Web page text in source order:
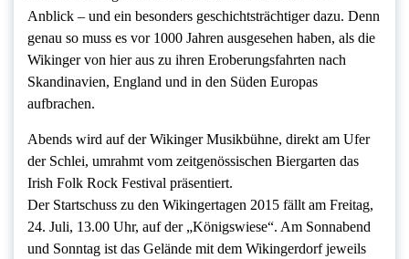
Anblick – und ein besonders geschichtsträchtiger dazu. Denn
genau so muss es vor 1000 Jahren ausgesehen haben, als die
Wikinger von hier aus zu ihren Eroberungsfahrten nach
Skandinavien, England und in den Süden Europas
aufbrachen.
Abends wird auf der Wikinger Musikbühne, direkt am Ufer
der Schlei, umrahmt vom zeitgenössischen Biergarten das
Irish Folk Rock Festival präsentiert.
Der Startschuss zu den Wikingertagen 2015 fällt am Freitag,
24. Juli, 13.00 Uhr, auf der „Königswiese“. Am Sonnabend
und Sonntag ist das Gelände mit dem Wikingerdorf jeweils